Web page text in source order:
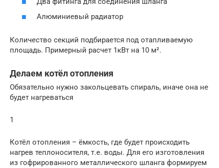
Алюминиевый радиатор
Количество секций подбирается под отапливаемую
площадь. Примерный расчет 1кВт на 10 м².
Делаем котёл отопления
Обязательно нужно закольцевать спираль, иначе она не
будет нагреваться
1
Котёл отопления – ёмкость, где будет происходить
нагрев теплоносителя, т.е. воды. Для его изготовления
из гофрированного металлического шланга формируем